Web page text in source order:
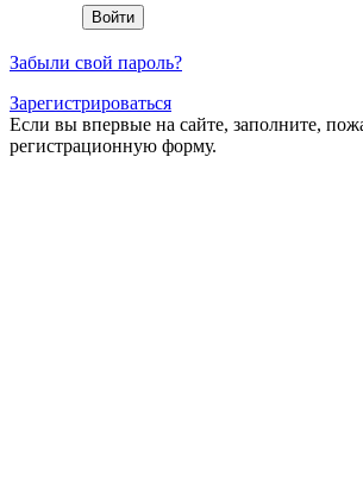
Забыли свой пароль?
Зарегистрироваться
Если вы впервые на сайте, заполните,
регистрационную форму.